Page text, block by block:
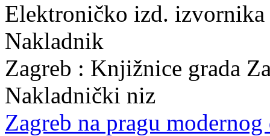
Elektroničko izd.
Nakladnik
Zagreb : Knjižnice grada
Nakladnički niz
Zagreb na pragu modernog